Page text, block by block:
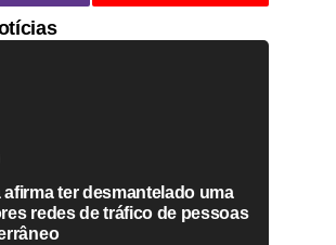
afirma ter desmantelado uma
redes de tráfico de pessoas